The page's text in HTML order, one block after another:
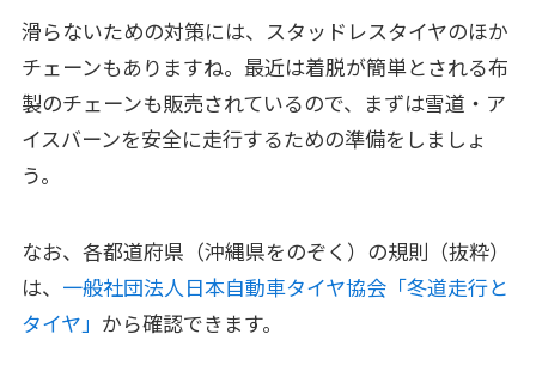
滑らないための対策には、スタッドレスタイヤのほか
チェーンもありますね。最近は着脱が簡単とされる布
製のチェーンも販売されているので、まずは雪道・ア
イスバーンを安全に走行するための準備をしましょ
う。
なお、各都道府県（沖縄県をのぞく）の規則（抜粋）
は、 一般社団法人日本自動車タイヤ協会「冬道走行と
タイヤ」 から確認できます。